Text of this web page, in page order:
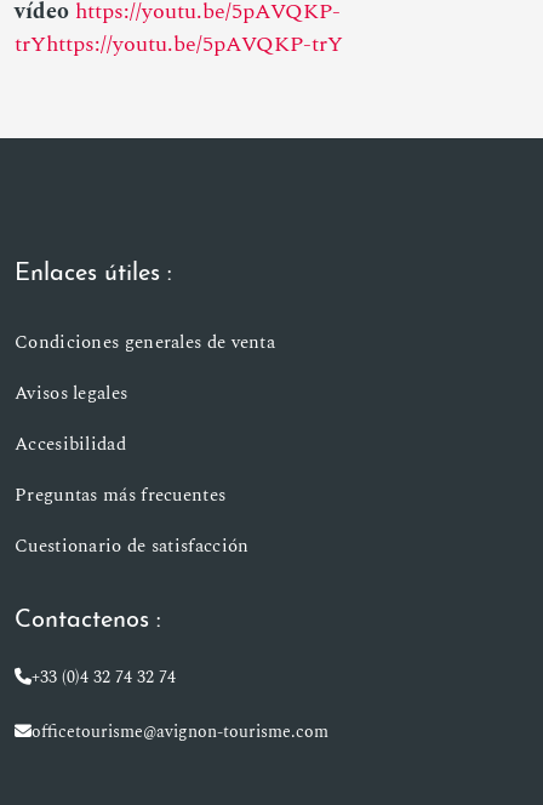
vídeo https://youtu.be/5pAVQKP-
trYhttps://youtu.be/5pAVQKP-trY
Enlaces útiles :
Condiciones generales de venta
Avisos legales
Accesibilidad
Preguntas más frecuentes
Cuestionario de satisfacción
Contactenos :
+33 (0)4 32 74 32 74
officetourisme@avignon-tourisme.com